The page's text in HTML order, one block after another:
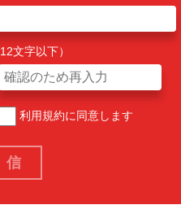
文字以下）
利用規約に同意します